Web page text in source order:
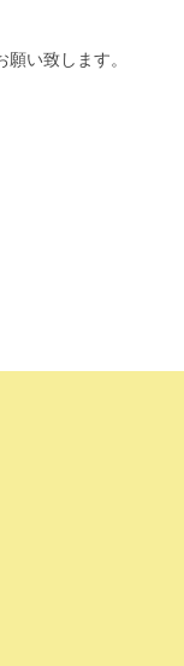
い致します。